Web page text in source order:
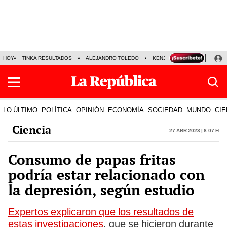
HOY TINKA RESULTADOS ALEJANDRO TOLEDO KENJI FUJIMORI
LO ÚLTIMO POLÍTICA OPINIÓN ECONOMÍA SOCIEDAD MUNDO
Ciencia 27 Abr 2023 | 8:07 h
Consumo de papas fritas
podría estar relacionado con
la depresión, según estudio
Expertos explicaron que los resultados de
estas investigaciones, que se hicieron durante